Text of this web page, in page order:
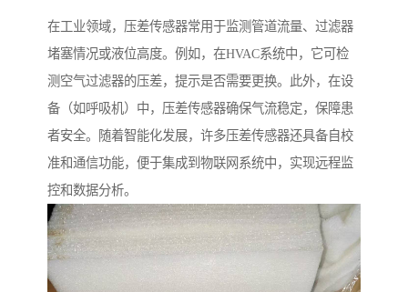
在工业领域，压差传感器常用于监测管道流量、过滤器
堵塞情况或液位高度。例如，在HVAC系统中，它可检
测空气过滤器的压差，提示是否需要更换。此外，在设
备（如呼吸机）中，压差传感器确保气流稳定，保障患
者安全。随着智能化发展，许多压差传感器还具备自校
准和通信功能，便于集成到物联网系统中，实现远程监
控和数据分析。